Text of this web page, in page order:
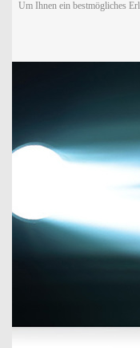
Um Ihnen ein bestmögliches